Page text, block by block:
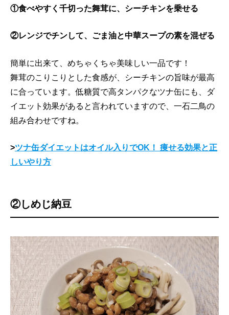
①食べやすく千切った舞茸に、シーチキンを乗せる
②レンジでチンして、ごま油と中華スープの素を混ぜる
簡単に出来て、めちゃくちゃ美味しい一品です！
舞茸のこりこりとした食感が、シーチキンの旨味が最高
に合っています。低糖質で高タンパクなツナ缶にも、ダ
イエット効果があると言われていますので、一石二鳥の
組み合わせですね。
>ツナ缶ダイエットはオイル入りでOK！ 痩せる効果と正
しいやり方
②しめじ納豆